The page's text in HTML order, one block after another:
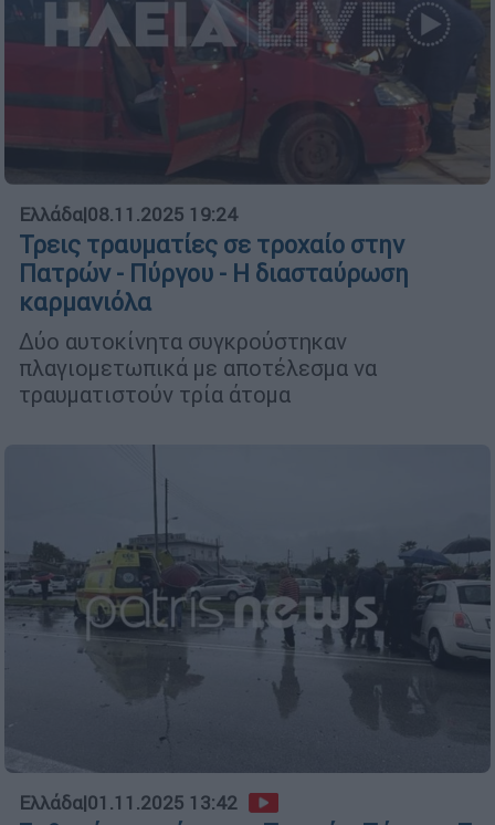
Ελλάδα|08.11.2025 19:24
Τρεις τραυματίες σε τροχαίο στην
Πατρών - Πύργου - Η διασταύρωση
καρμανιόλα
Δύο αυτοκίνητα συγκρούστηκαν
πλαγιομετωπικά με αποτέλεσμα να
τραυματιστούν τρία άτομα
Ελλάδα|01.11.2025 13:42